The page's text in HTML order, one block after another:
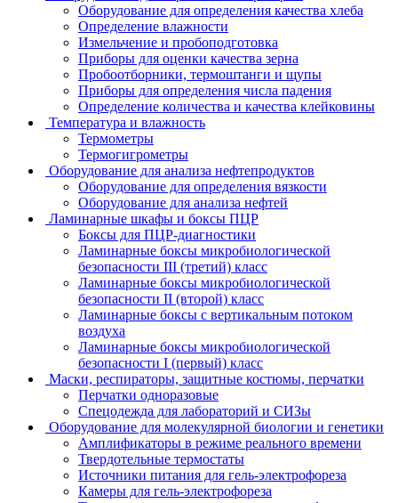
Оборудование для определения качества хлеба
Определение влажности
Измельчение и пробоподготовка
Приборы для оценки качества зерна
Пробоотборники, термоштанги и щупы
Приборы для определения числа падения
Определение количества и качества клейковины
Температура и влажность
Термометры
Термогигрометры
Оборудование для анализа нефтепродуктов
Оборудование для определения вязкости
Оборудование для анализа нефтей
Ламинарные шкафы и боксы ПЦР
Боксы для ПЦР-диагностики
Ламинарные боксы микробиологической
безопасности III (третий) класс
Ламинарные боксы микробиологической
безопасности II (второй) класс
Ламинарные боксы с вертикальным потоком
воздуха
Ламинарные боксы микробиологической
безопасности I (первый) класс
Маски, респираторы, защитные костюмы, перчатки
Перчатки одноразовые
Спецодежда для лабораторий и СИЗы
Оборудование для молекулярной биологии и генетики
Амплификаторы в режиме реального времени
Твердотельные термостаты
Источники питания для гель-электрофореза
Камеры для гель-электрофореза